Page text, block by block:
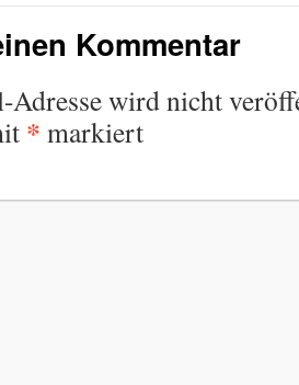
Kommentar
wird nicht
* markiert